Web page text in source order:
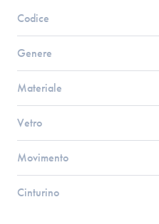
Codice
Genere
Materiale
Vetro
Movimento
Cinturino